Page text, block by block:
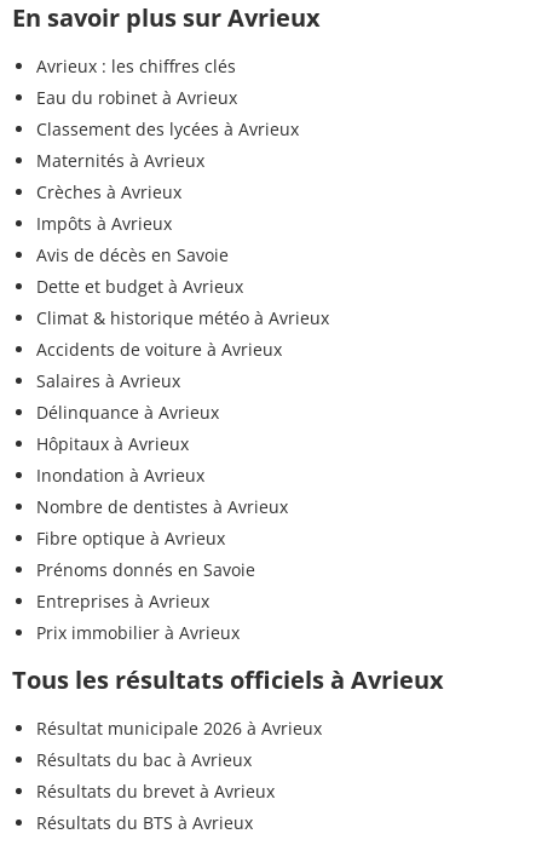
En savoir plus sur Avrieux
Avrieux : les chiffres clés
Eau du robinet à Avrieux
Classement des lycées à Avrieux
Maternités à Avrieux
Crèches à Avrieux
Impôts à Avrieux
Avis de décès en Savoie
Dette et budget à Avrieux
Climat & historique météo à Avrieux
Accidents de voiture à Avrieux
Salaires à Avrieux
Délinquance à Avrieux
Hôpitaux à Avrieux
Inondation à Avrieux
Nombre de dentistes à Avrieux
Fibre optique à Avrieux
Prénoms donnés en Savoie
Entreprises à Avrieux
Prix immobilier à Avrieux
Tous les résultats officiels à Avrieux
Résultat municipale 2026 à Avrieux
Résultats du bac à Avrieux
Résultats du brevet à Avrieux
Résultats du BTS à Avrieux